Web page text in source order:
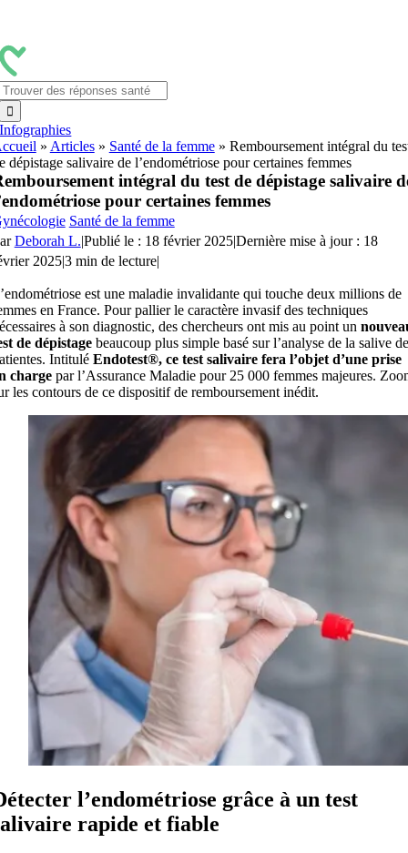
contenu
Infographies
» Articles» Santé de la femme» Remboursement intégral du
dépistage salivaire de l’endométriose pour certaines femmes
intégral du test de dépistage salivaire
pour certaines femmes
Santé de la femme
Deborah L.|Publié le : 18 février 2025|Dernière mise à jour : 18
2025|3 min de lecture|
est une maladie invalidante qui touche deux millions de
en France. Pour pallier le caractère invasif des techniques
à son diagnostic, des chercheurs ont mis au point un
de dépistagebeaucoup plus simple basé sur l’analyse de la salive
Intitulé Endotest®, ce test salivaire fera l’objet d’une prise
charge par l’Assurance Maladie pour 25 000 femmes majeures.
les contours de ce dispositif de remboursement inédit.
l’endométriose grâce à un test
rapide et fiable